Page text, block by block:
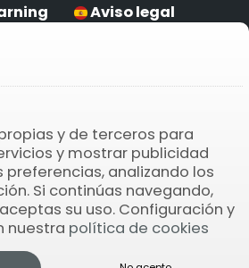
Aviso legal
Descarga la APPy de terceros para
y mostrar publicidad
analizando los
Si continúas navegando,
su uso. Configuración y
nuestra política de cookies